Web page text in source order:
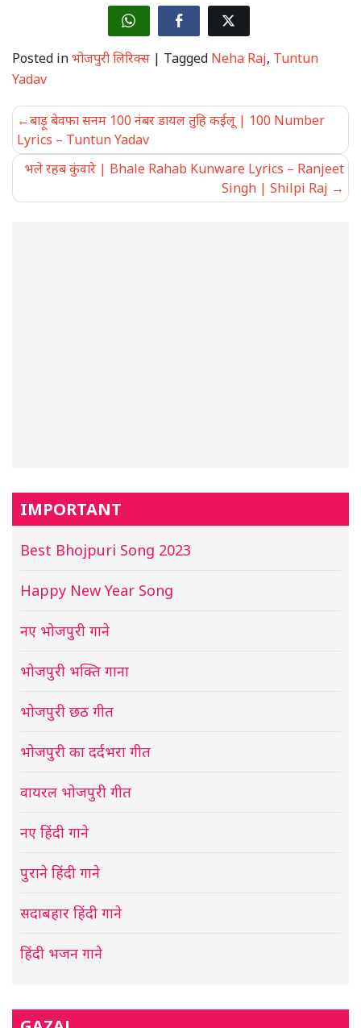
Posted inभोजपुरी लिरिक्स | Tagged Neha Raj, Tuntun
Yadav
Post
navigation
बाड़ू बेवफा सनम 100 नंबर डायल तुहि कईलू | 100 Number
Lyrics – Tuntun Yadav
भले रहब कुंवारे | Bhale Rahab Kunware Lyrics – Ranjeet
Singh | Shilpi Raj
IMPORTANT
Best Bhojpuri Song 2023
Happy New Year Song
नए भोजपुरी गाने
भोजपुरी भक्ति गाना
भोजपुरी छठ गीत
भोजपुरी का दर्दभरा गीत
वायरल भोजपुरी गीत
नए हिंदी गाने
पुराने हिंदी गाने
सदाबहार हिंदी गाने
हिंदी भजन गाने